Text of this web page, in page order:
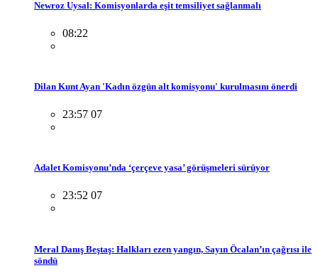
Newroz Uysal: Komisyonlarda eşit temsiliyet sağlanmalı
08:22
Dilan Kunt Ayan 'Kadın özgün alt komisyonu' kurulmasını önerdi
23:57 07
Adalet Komisyonu’nda ‘çerçeve yasa’ görüşmeleri sürüyor
23:52 07
Meral Danış Beştaş: Halkları ezen yangın, Sayın Öcalan’ın çağrısı ile
söndü